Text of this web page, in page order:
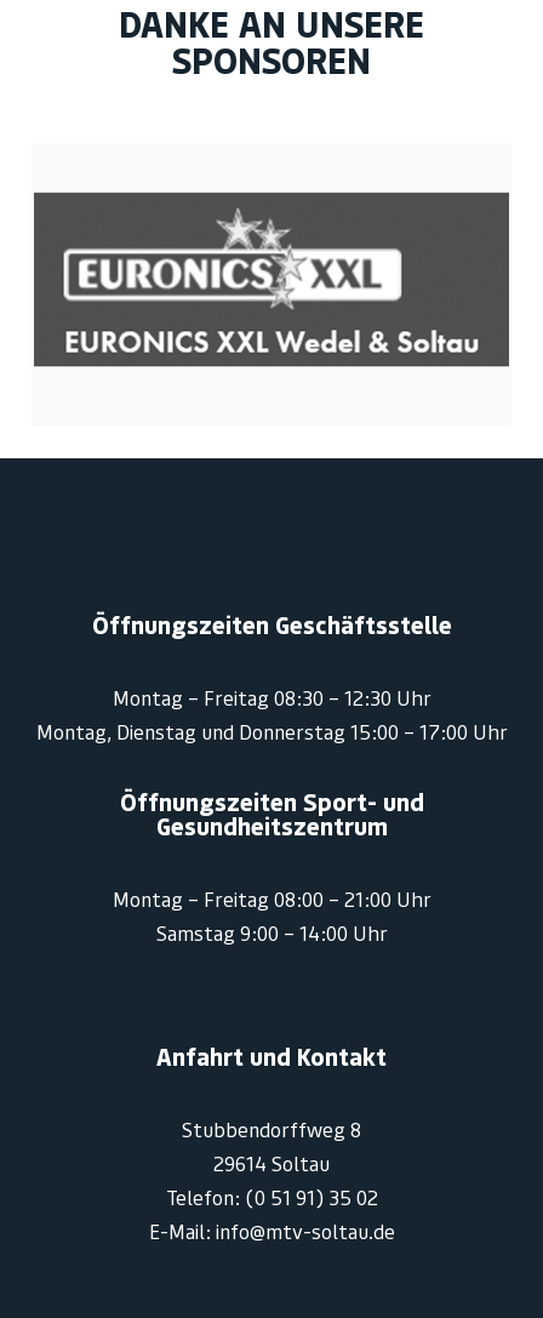
DANKE AN UNSERE
SPONSOREN
Öffnungszeiten Geschäftsstelle
Montag – Freitag 08:30 – 12:30 Uhr
Montag, Dienstag und Donnerstag 15:00 – 17:00 Uhr
Öffnungszeiten Sport- und
Gesundheitszentrum
Montag – Freitag 08:00 – 21:00 Uhr
Samstag 9:00 – 14:00 Uhr
Anfahrt und Kontakt
Stubbendorffweg 8
29614 Soltau
Telefon: (0 51 91) 35 02
E-Mail: info@mtv-soltau.de